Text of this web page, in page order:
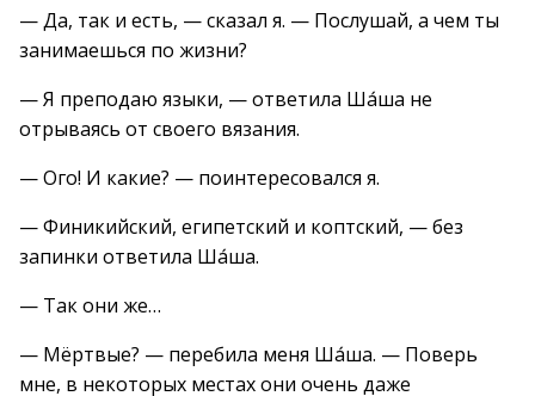
— Да, так и есть, — сказал я. — Послушай, а чем ты
занимаешься по жизни?
— Я преподаю языки, — ответила Ша́ша не
отрываясь от своего вязания.
— Ого! И какие? — поинтересовался я.
— Финикийский, египетский и коптский, — без
запинки ответила Ша́ша.
— Так они же…
— Мёртвые? — перебила меня Ша́ша. — Поверь
мне, в некоторых местах они очень даже